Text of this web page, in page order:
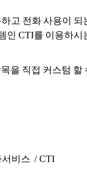
고 전화 사용이 되
인 CTI를 이용하
을 직접 커스텀
서비스 / CTI